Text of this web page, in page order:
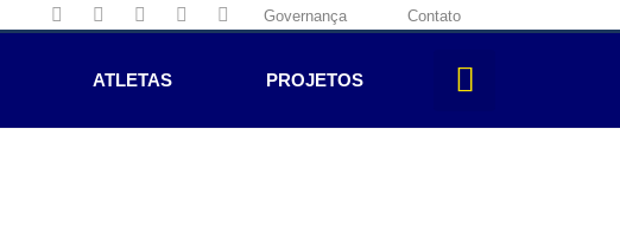
Governança Contato
ATLETAS PROJETOS